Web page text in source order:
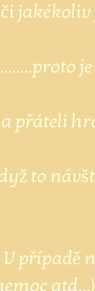
či
a přáteli
to
V případě